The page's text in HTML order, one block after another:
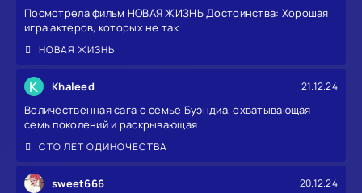
Посмотрела фильм НОВАЯ ЖИЗНЬ Достоинства: Хорошая
игра актеров, которых не так
НОВАЯ ЖИЗНЬ
K Khaleed 21.12.24
Величественная сага о семье Буэндиа, охватывающая
семь поколений и раскрывающая
СТО ЛЕТ ОДИНОЧЕСТВА
sweet666 20.12.24